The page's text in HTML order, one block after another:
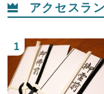
アクセスラ